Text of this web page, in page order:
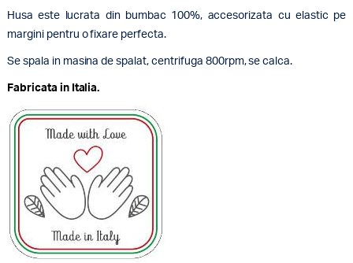
Husa este lucrata din bumbac 100%, accesorizata cu elastic pe
margini pentru o fixare perfecta.
Se spala in masina de spalat, centrifuga 800rpm, se calca.
Fabricata in Italia.